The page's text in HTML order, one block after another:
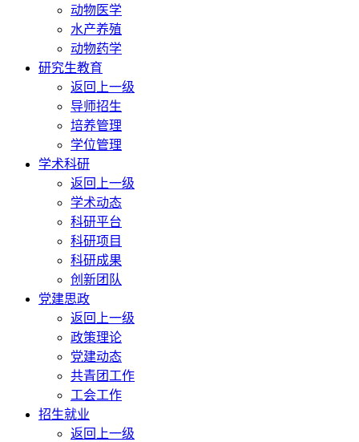
动物医学
水产养殖
动物药学
研究生教育
返回上一级
导师招生
培养管理
学位管理
学术科研
返回上一级
学术动态
科研平台
科研项目
科研成果
创新团队
党建思政
返回上一级
政策理论
党建动态
共青团工作
工会工作
招生就业
返回上一级